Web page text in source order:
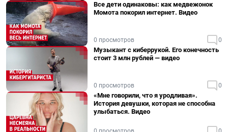
Все дети одинаковы: как медвежонок
Момота покорил интернет. Видео
0 просмотров 0
Музыкант с киберрукой. Его конечность
стоит 3 млн рублей — видео
0 просмотров 0
«Мне говорили, что я уродливая».
История девушки, которая не способна
улыбаться. Видео